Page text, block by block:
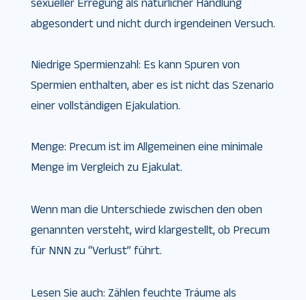
sexueller Erregung als natürlicher Handlung
abgesondert und nicht durch irgendeinen Versuch.
Niedrige Spermienzahl: Es kann Spuren von
Spermien enthalten, aber es ist nicht das Szenario
einer vollständigen Ejakulation.
Menge: Precum ist im Allgemeinen eine minimale
Menge im Vergleich zu Ejakulat.
Wenn man die Unterschiede zwischen den oben
genannten versteht, wird klargestellt, ob Precum
für NNN zu “Verlust” führt.
Lesen Sie auch: Zählen feuchte Träume als